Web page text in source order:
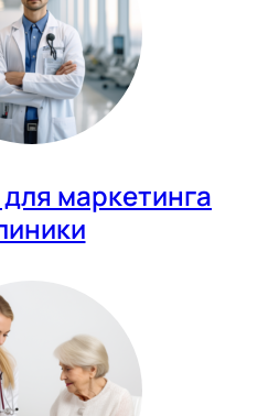
маркетинга